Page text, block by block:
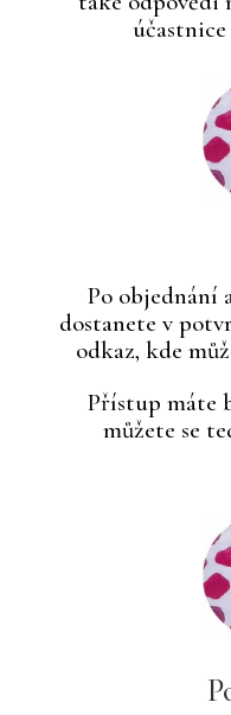
Po objednání
dostanete v
odkaz, kde
Přístup máte
můžete se